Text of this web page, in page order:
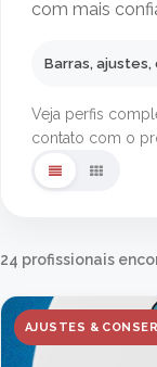
com mais
Barras,
Veja perfis
contato com o
24 profissionais
AJUSTES &